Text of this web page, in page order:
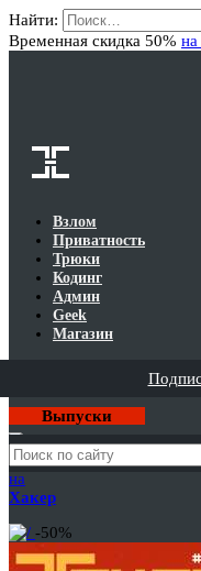
Найти:
Временная скидка 50%
Взлом
Приватность
Трюки
Кодинг
Админ
Geek
Магазин
Выпуски
Годовая
подписка
на
Хакер
-50%